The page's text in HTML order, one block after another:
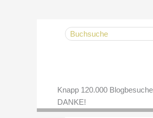
Search
for:
Knapp 120.000
DANKE!